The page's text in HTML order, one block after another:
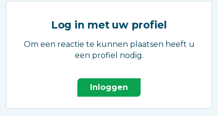
Log in met uw profiel
Om een reactie te kunnen plaatsen heeft u
een profiel nodig.
Inloggen